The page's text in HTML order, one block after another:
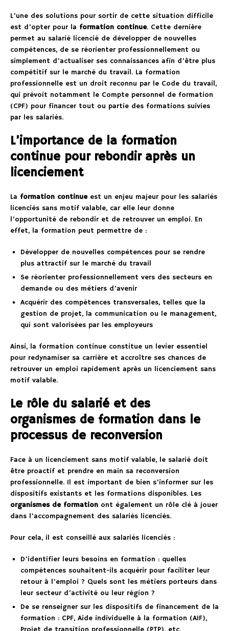
L’une des solutions pour sortir de cette situation difficile
est d’opter pour la formation continue. Cette dernière
permet au salarié licencié de développer de nouvelles
compétences, de se réorienter professionnellement ou
simplement d’actualiser ses connaissances afin d’être plus
compétitif sur le marché du travail. La formation
professionnelle est un droit reconnu par le Code du travail,
qui prévoit notamment le Compte personnel de formation
(CPF) pour financer tout ou partie des formations suivies
par les salariés.
L’importance de la formation
continue pour rebondir après un
licenciement
La formation continueest un enjeu majeur pour les salariés
licenciés sans motif valable, car elle leur donne
l’opportunité de rebondir et de retrouver un emploi. En
effet, la formation peut permettre de :
Développer de nouvelles compétences pour se rendre
plus attractif sur le marché du travail
Se réorienter professionnellement vers des secteurs en
demande ou des métiers d’avenir
Acquérir des compétences transversales, telles que la
gestion de projet, la communication ou le management,
qui sont valorisées par les employeurs
Ainsi, la formation continue constitue un levier essentiel
pour redynamiser sa carrière et accroître ses chances de
retrouver un emploi rapidement après un licenciement sans
motif valable.
Le rôle du salarié et des
organismes de formation dans le
processus de reconversion
Face à un licenciement sans motif valable, le salarié doit
être proactif et prendre en main sa reconversion
professionnelle. Il est important de bien s’informer sur les
dispositifs existants et les formations disponibles. Les
organismes de formation ont également un rôle clé à jouer
dans l’accompagnement des salariés licenciés.
Pour cela, il est conseillé aux salariés licenciés :
D’identifier leurs besoins en formation : quelles
compétences souhaitent-ils acquérir pour faciliter leur
retour à l’emploi ? Quels sont les métiers porteurs dans
leur secteur d’activité ou leur région ?
De se renseigner sur les dispositifs de financement de la
formation : CPF, Aide individuelle à la formation (AIF),